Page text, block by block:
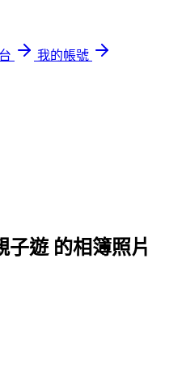
我的帳號
子遊 的相簿照片